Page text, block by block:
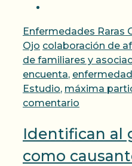
Categorías
Enfermedades Raras
Ojo Etiquetas
colaboración de
de familiares y
encuenta,
Estudio, máxima
comentario
Identifican al
como